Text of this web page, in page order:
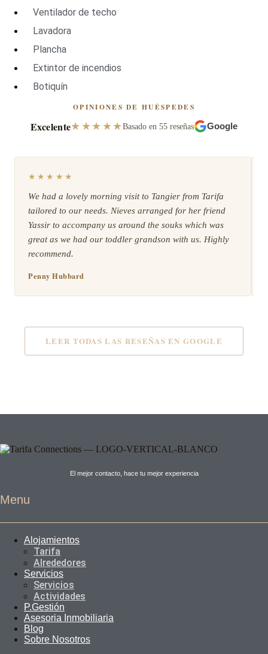
Ventilador de techo
Lavadora
Plancha
Extintor de incendios
Botiquín
OPINIONES DE HUÉSPEDES
Excelente★★★★★Basado en 55 reseñas Google
★★★★★
We had a lovely morning visit to Tangier from Tarifa
tailored to our needs. Nieves arranged for her friend
Yassir to accompany us around the souks which was
great as we had our toddler grandson with us. Highly
recommend.
Penny Hubbard
LEER TODAS LAS RESEÑAS EN GOOGLE
El mejor contacto, hace tu mejor experiencia
Menu
Alojamientos
Tarifa
Alrededores
Servicios
Servicios
Actividades
P.Gestión
Asesoria Inmobiliaria
Blog
Sobre Nosotros